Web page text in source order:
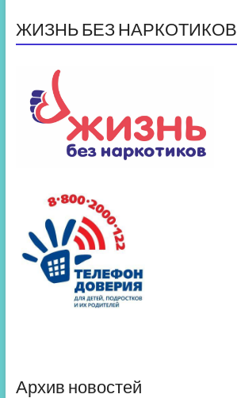
ЖИЗНЬ БЕЗ НАРКОТИКОВ
Архив новостей